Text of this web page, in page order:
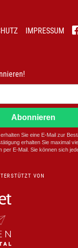
IMPRESSUM
Abonnieren
erhalten Sie eine E-Mail zur
erhalten Sie maximal
per E-Mail. Sie können sich
VON